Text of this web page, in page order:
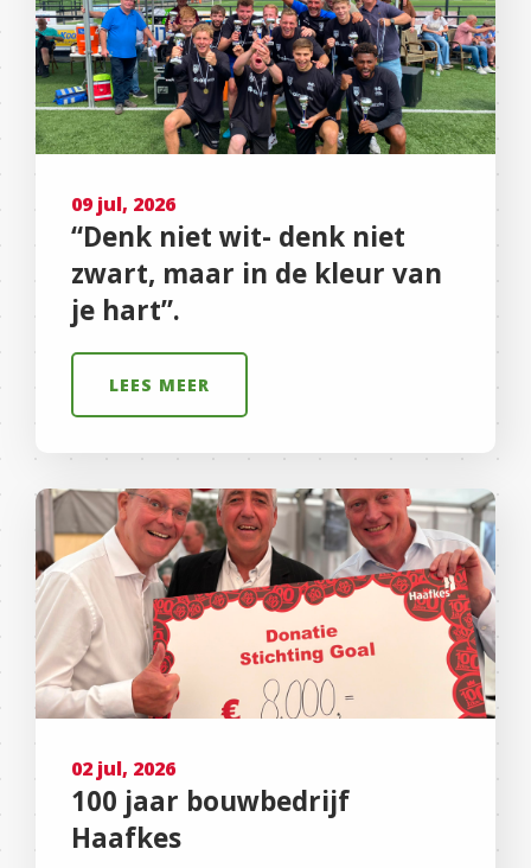
09 jul, 2026
“Denk niet wit- denk niet
zwart, maar in de kleur van
je hart”.
LEES MEER
02 jul, 2026
100 jaar bouwbedrijf
Haafkes